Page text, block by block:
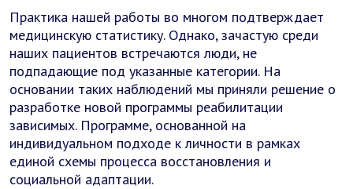
Практика нашей работы во многом подтверждает
медицинскую статистику. Однако, зачастую среди
наших пациентов встречаются люди, не
подпадающие под указанные категории. На
основании таких наблюдений мы приняли решение о
разработке новой программы реабилитации
зависимых. Программе, основанной на
индивидуальном подходе к личности в рамках
единой схемы процесса восстановления и
социальной адаптации.